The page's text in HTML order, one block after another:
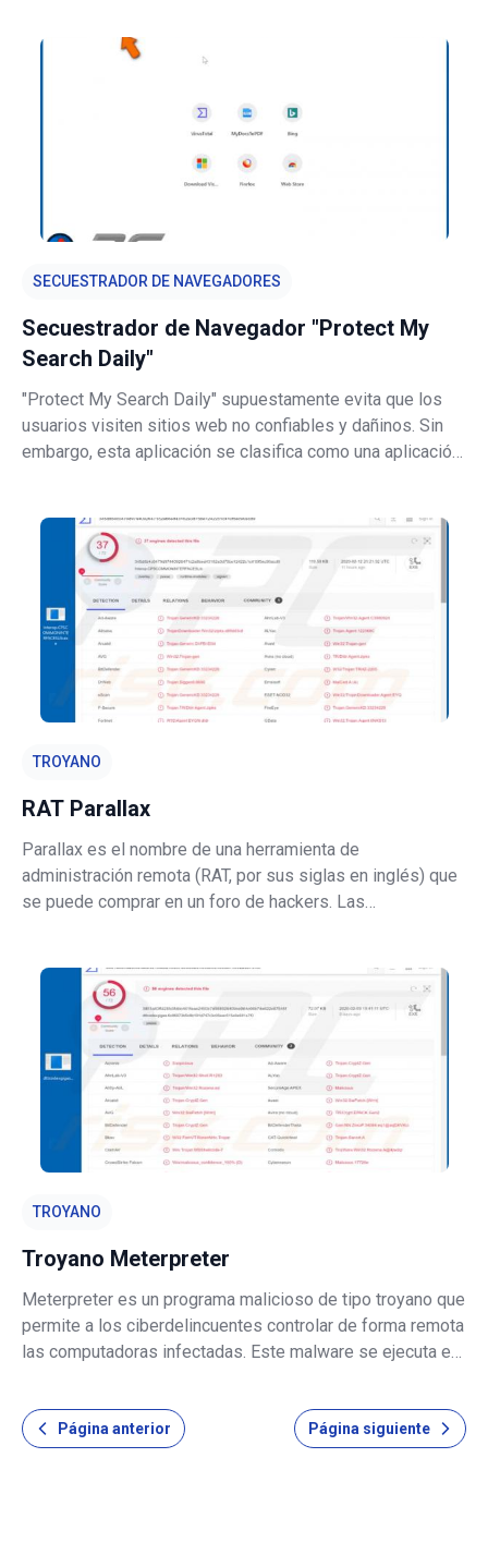
muestran ScreenSaver.app, ScreenCapture.app, Space
SECUESTRADOR DE NAVEGADORES
Secuestrador de Navegador "Protect My
Search Daily"
"Protect My Search Daily" supuestamente evita que los
usuarios visiten sitios web no confiables y dañinos. Sin
embargo, esta aplicación se clasifica como una aplicación
de este tipo están d
TROYANO
RAT Parallax
Parallax es el nombre de una herramienta de
administración remota (RAT, por sus siglas en inglés) que
se puede comprar en un foro de hackers. Las
el control total sobre la computadora obj
TROYANO
Troyano Meterpreter
Meterpreter es un programa malicioso de tipo troyano que
permite a los ciberdelincuentes controlar de forma remota
las computadoras infectadas. Este malware se ejecuta en
disco. En otras palabras, se inyecta en procesos
comprometidos y no crea
Página anterior Página siguiente